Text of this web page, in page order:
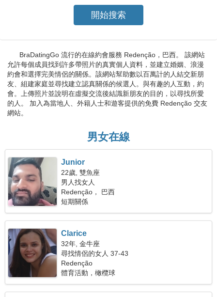
BraDatingGo 流行的在線約會服務 Redenção，巴西。 該網站
允許每個成員找到許多帶照片的真實個人資料，並建立婚姻、浪漫
約會和選擇完美情侶的關係。該網站幫助數以百萬計的人結交新朋
友、組建家庭並尋找建立認真關係的候選人。與有趣的人互動，約
會。上傳照片並說明在虛擬交流後結識新朋友的目的，以尋找所愛
的人。 加入為當地人、外籍人士和遊客提供的免費 Redenção 交友
網站。
男女在線
Junior
22歲, 雙魚座
男人找女人
Redenção， 巴西
短期關係
Clarice
32年, 金牛座
尋找情侶的女人 37-43
Redenção
體育活動，橄欖球